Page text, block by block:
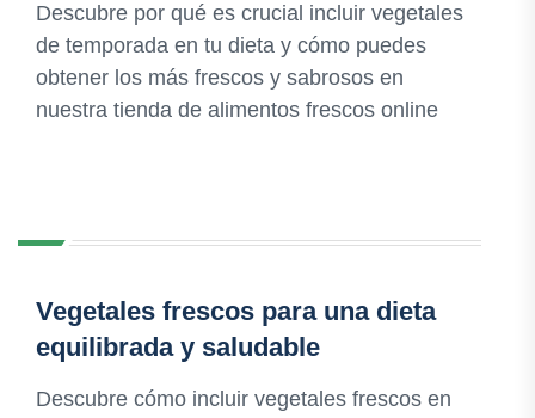
Descubre por qué es crucial incluir vegetales
de temporada en tu dieta y cómo puedes
obtener los más frescos y sabrosos en
nuestra tienda de alimentos frescos online
Vegetales frescos para una dieta
equilibrada y saludable
Descubre cómo incluir vegetales frescos en